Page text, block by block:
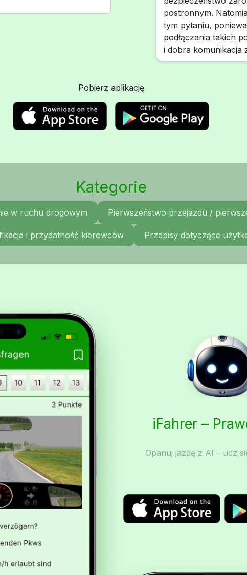
postronnym.
tym pytaniu,
podłączania takich
i dobra komunikacja
Pobierz aplikację
Kategorie
w ruchu drogowym Pierwszeństwo przejazdu /
i przydatność kierowców Przepisy dotyczące
iFahrer –
Opanuj jazdę z AI – ucz